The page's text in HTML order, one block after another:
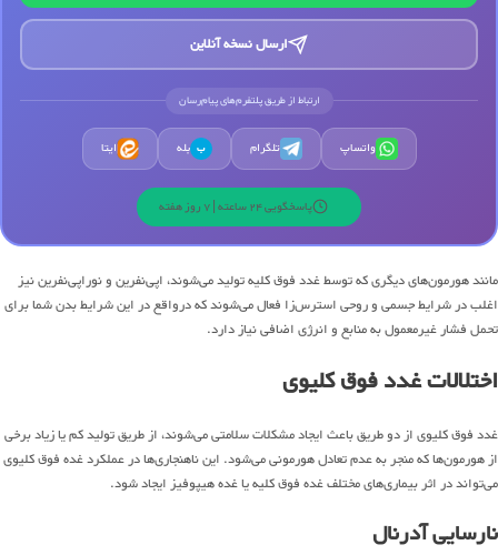
ارسال نسخه آنلاین
ارتباط از طریق پلتفرم‌های پیام‌رسان
واتساپ تلگرام ب بله ایتا
پاسخگویی 24 ساعته | 7 روز هفته
مانند هورمون‌های دیگری که توسط غدد فوق کلیه تولید می‌شوند، اپی‌نفرین و نوراپی‌نفرین نیز
اغلب در شرایط جسمی و روحی استرس‌زا فعال می‌شوند که درواقع در این شرایط بدن شما برای
تحمل فشار غیرمعمول به منابع و انرژی اضافی نیاز دارد.
اختلالات غدد فوق کلیوی
غدد فوق کلیوی از دو طریق باعث ایجاد مشکلات سلامتی می‌شوند، از طریق تولید کم یا زیاد برخی
از هورمون‌ها که منجر به عدم تعادل هورمونی می‌شود. این ناهنجاری‌ها در عملکرد غده فوق کلیوی
می‌تواند در اثر بیماری‌های مختلف غده فوق کلیه یا غده هیپوفیز ایجاد شود.
نارسایی آدرنال